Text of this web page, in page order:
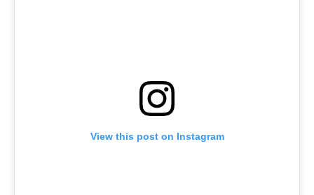
View this post on Instagram